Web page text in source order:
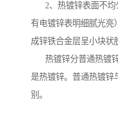
2、热镀锌表面不均
有电镀锌表明细腻光亮
成锌铁合金层呈小块状
热镀锌分普通热镀锌
是热镀锌。普通热镀锌
别。